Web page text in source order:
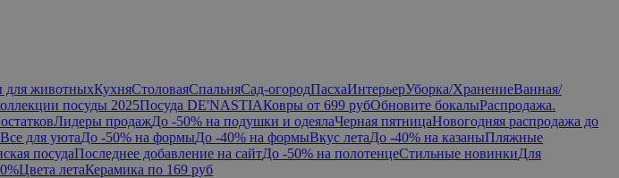
для животныхКухняСтоловаяСпальняСад-огородПасхаИнтерьерУборка/ХранениеВанная/
посуды 2025Посуда DE'NASTIAКовры от 699 рубОбновите бокалыРаспродажа.
Лидеры продажДо -50% на подушки и одеялаЧерная пятницаНовогодняя распродажа до
Все для уютаДо -50% на формыДо -40% на формыВкус летаДо -40% на казаныПляжные
посудаПоследнее добавление на сайтДо -50% на полотенцеСтильные новинкиДля
Цвета летаКерамика по 169 руб